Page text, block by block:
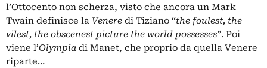
l’Ottocento non scherza, visto che ancora un Mark
Twain definisce la Venere di Tiziano “the foulest, the
vilest, the obscenest picture the world possesses”. Poi
viene l’Olympia di Manet, che proprio da quella Venere
riparte…